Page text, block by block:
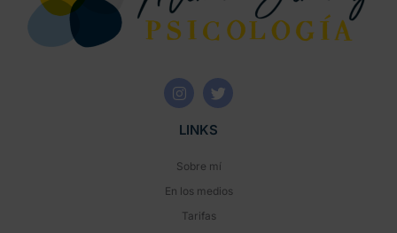
LINKS
Sobre mí
En los medios
Tarifas